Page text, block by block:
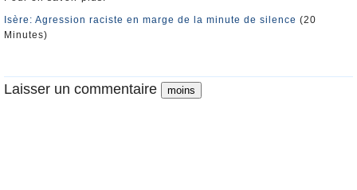
Isère: Agression raciste en marge de la minute de silence (20
Minutes)
Laisser un commentaire